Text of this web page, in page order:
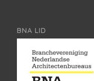
BNA LID